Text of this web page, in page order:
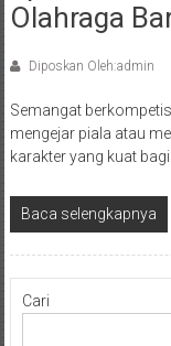
Olahraga
Diposkan Oleh:admin
Semangat
mengejar piala atau
karakter yang kuat
Baca selengkapnya
Cari